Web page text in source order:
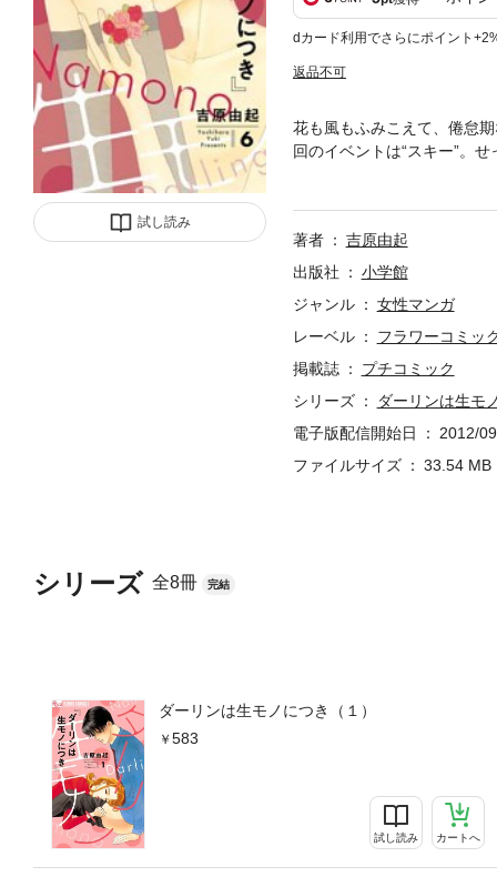
試し読み
dカード利用でさらにポイント
返品不可
シリーズ 全8冊 完結
ダーリンは生モノにつき（１）
583
試し読み カートへ
花も風もふみこえて、倦怠
回のイベントは“スキー”。
著者
吉原由起
出版社
小学館
ジャンル
女性マンガ
レーベル
フラワーコミッ
掲載誌
プチコミック
シリーズ
ダーリンは生モ
電子版配信開始日
2012/
ファイルサイズ
33.54 MB